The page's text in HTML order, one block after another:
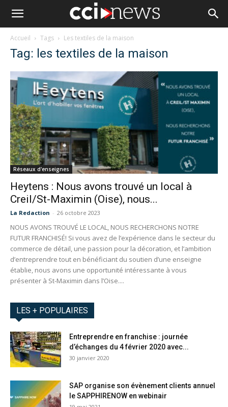
Accueil Tags Les textiles de la maison
Tag: les textiles de la maison
Réseaux d'enseignes
Heytens : Nous avons trouvé un local à
Creil/St-Maximin (Oise), nous...
La Redaction - 26 octobre 2023
NOUS AVONS TROUVÉ LE LOCAL, NOUS RECHERCHONS NOTRE
FUTUR FRANCHISÉ! Si vous avez de l’expérience dans le secteur du
commerce de détail, une passion pour la décoration, et l’ambition
d’entreprendre tout en bénéficiant du soutien d’une enseigne
établie, nous avons une opportunité intéressante à vous
présenter à St-Maximin dans l’Oise....
LES + POPULAIRES
Entreprendre en franchise : journée
d’échanges du 4 février 2020 avec...
30 janvier 2020
SAP organise son évènement clients annuel
le SAPPHIRENOW en webinair